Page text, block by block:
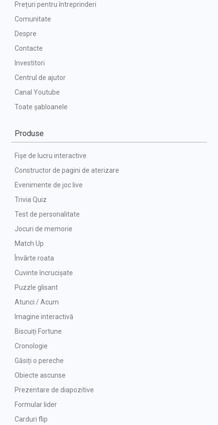
Prețuri pentru întreprinderi
Comunitate
Despre
Contacte
Investitori
Centrul de ajutor
Canal Youtube
Toate șabloanele
Produse
Fișe de lucru interactive
Constructor de pagini de aterizare
Evenimente de joc live
Trivia Quiz
Test de personalitate
Jocuri de memorie
Match Up
Învârte roata
Cuvinte încrucișate
Puzzle glisant
Atunci / Acum
Imagine interactivă
Biscuiți Fortune
Cronologie
Găsiți o pereche
Obiecte ascunse
Prezentare de diapozitive
Formular lider
Carduri flip